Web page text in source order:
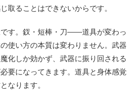
取ることはできないからです。
す。釵・短棒・刀——道具が変わっ
使い方の本質は変わりません。武器
化しか効かず、武器に振り回される
要になってきます。道具と身体感覚
なります。